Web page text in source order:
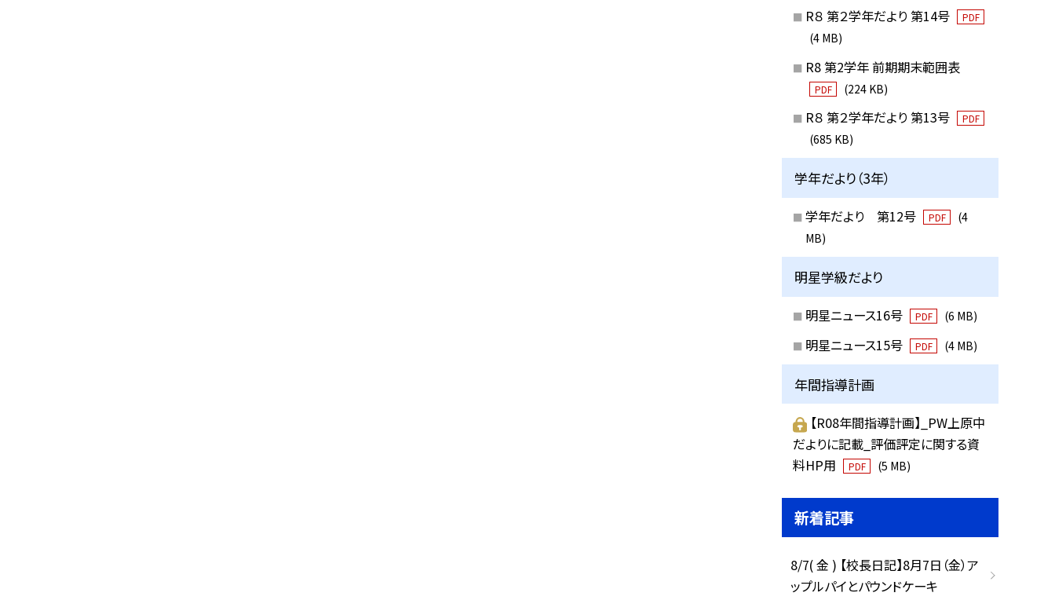
R８ 第２学年だより 第14号 PDF
(4 MB)
R8 第2学年 前期期末範囲表
PDF (224 KB)
R８ 第２学年だより 第13号 PDF
(685 KB)
学年だより（3年）
学年だより 第12号 PDF
(4
MB)
明星学級だより
明星ニュース16号 PDF (6 MB)
明星ニュース15号 PDF (4 MB)
年間指導計画
【R08年間指導計画】_PW上原中
だよりに記載_評価評定に関する資
料HP用
PDF (5 MB)
新着記事
8/7( 金 ) 【校長日記】8月7日（金）ア
ップルパイとパウンドケーキ